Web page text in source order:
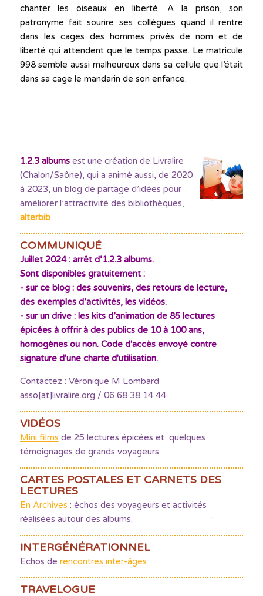
chanter les oiseaux en liberté. A la prison, son
patronyme fait sourire ses collègues quand il rentre
dans les cages des hommes privés de nom et de
liberté qui attendent que le temps passe. Le matricule
998 semble aussi malheureux dans sa cellule que l’était
dans sa cage le mandarin de son enfance.
1.2.3 albumsest une création de Livralire
(Chalon/Saône), qui a animé aussi, de 2020
à 2023, un blog de partage d’idées pour
améliorer l’attractivité des bibliothèques,
alterbib
COMMUNIQUÉ
Juillet 2024 : arrêt d’1.2.3 albums.
Sont disponibles gratuitement :
- sur ce blog : des souvenirs, des retours de lecture,
des exemples d’activités, les vidéos.
- sur un drive : les kits d’animation de 85 lectures
épicées à offrir à des publics de 10 à 100 ans,
homogènes ou non. Code d'accès envoyé contre
signature d'une charte d'utilisation.
Contactez : Véronique M Lombard
asso[at]livralire.org / 06 68 38 14 44
VIDÉOS
Mini films de 25 lectures épicées et quelques
témoignages de grands voyageurs.
CARTES POSTALES ET CARNETS DES
LECTURES
En Archives : échos des voyageurs et activités
réalisées autour des albums.
INTERGÉNÉRATIONNEL
Echos de rencontres inter-âges
TRAVELOGUE